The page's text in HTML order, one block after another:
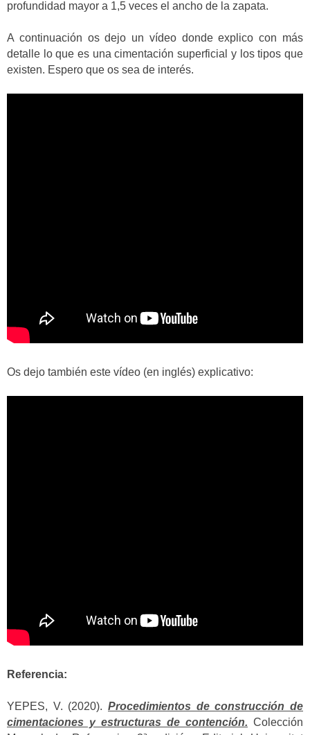
profundidad mayor a 1,5 veces el ancho de la zapata.
A continuación os dejo un vídeo donde explico con más
detalle lo que es una cimentación superficial y los tipos que
existen. Espero que os sea de interés.
Os dejo también este vídeo (en inglés) explicativo:
Referencia:
YEPES, V. (2020). Procedimientos de construcción de
cimentaciones y estructuras de contención. Colección